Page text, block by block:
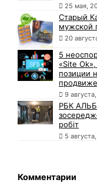
25 мая,
Старый
мужской
20
5
«Site
позиции
9
РБК
робіт
5
Комментарии